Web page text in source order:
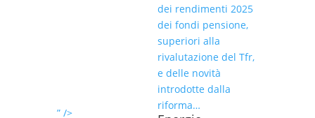
dei rendimenti 2025
dei fondi pensione,
superiori alla
rivalutazione del Tfr,
e delle novità
introdotte dalla
riforma…
” />